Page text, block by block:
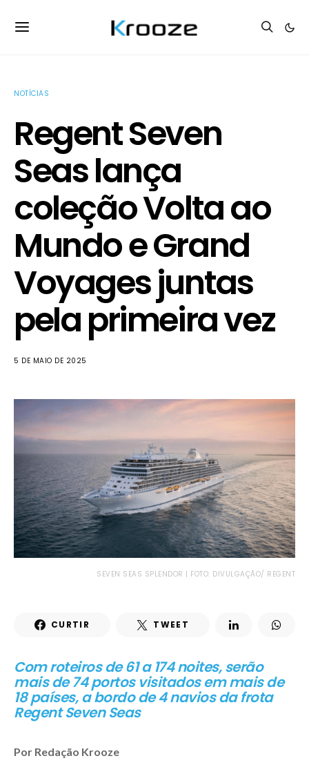
NOTÍCIAS
Regent Seven
Seas lança
coleção Volta ao
Mundo e Grand
Voyages juntas
pela primeira vez
5 DE MAIO DE 2025
SEVEN SEAS SPLENDOR | FOTO: DIVULGAÇÃO/ REGENT
CURTIR TWEET
Com roteiros de 61 a 174 noites, serão
mais de 74 portos visitados em mais de
18 países, a bordo de 4 navios da frota
Regent Seven Seas
Por Redação Krooze